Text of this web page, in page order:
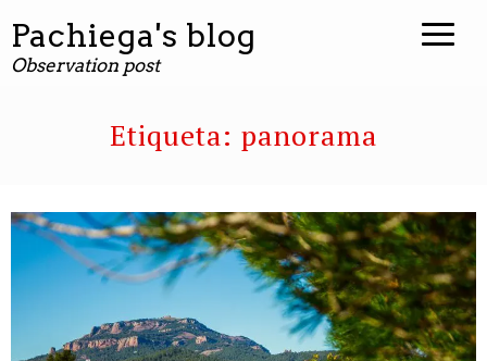
Pachiega's blog
Observation post
Etiqueta: panorama